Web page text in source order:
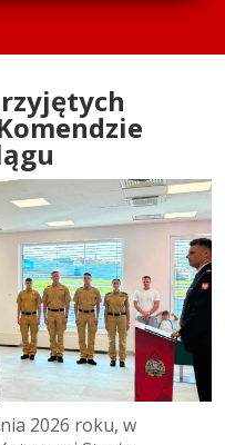
2026 roku, w